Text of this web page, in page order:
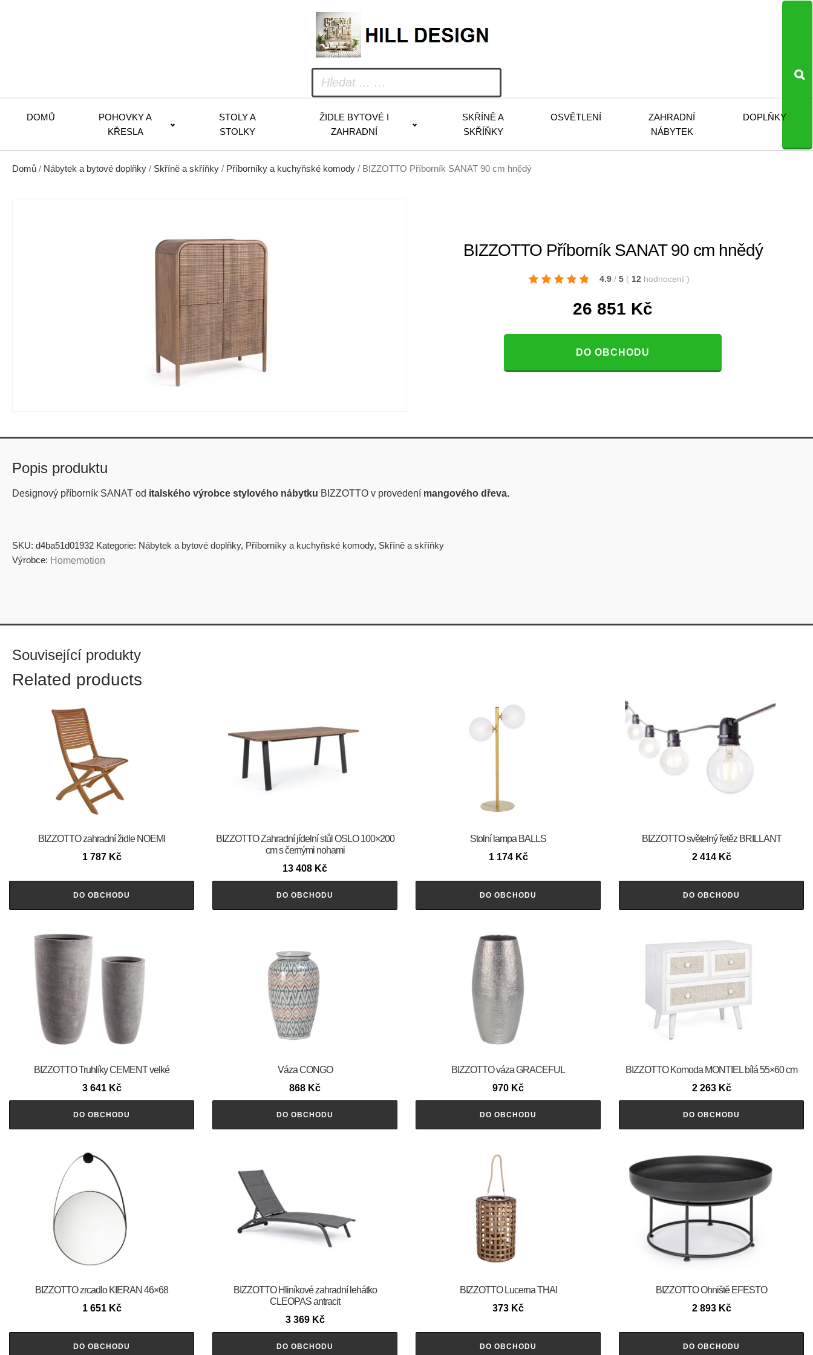
DOMŮ
POHOVKY A
KŘESLA
STOLY A
STOLKY
ŽIDLE BYTOVÉ I
ZAHRADNÍ
SKŘÍNĚ A
SKŘÍŇKY
OSVĚTLENÍ
ZAHRADNÍ
NÁBYTEK
DOPLŇKY
Domů / Nábytek a bytové doplňky / Skříně a skříňky / Příborníky a kuchyňské komody / BIZZOTTO Příborník SANAT 90 cm hnědý
BIZZOTTO Příborník SANAT 90 cm hnědý
4.9 / 5 ( 12 hodnocení )
26 851 Kč
DO OBCHODU
Popis produktu
Designový příborník SANAT od italského výrobce stylového nábytku BIZZOTTO v provedení mangového dřeva.
SKU: d4ba51d01932 Kategorie: Nábytek a bytové doplňky, Příborníky a kuchyňské komody, Skříně a skříňky
Výrobce: Homemotion
Související produkty
Related products
BIZZOTTO zahradní židle NOEMI
1 787 Kč
DO OBCHODU
BIZZOTTO Zahradní jídelní stůl OSLO 100×200
cm s černými nohami
13 408 Kč
DO OBCHODU
Stolní lampa BALLS
1 174 Kč
DO OBCHODU
BIZZOTTO světelný řetěz BRILLANT
2 414 Kč
DO OBCHODU
BIZZOTTO Truhlíky CEMENT velké
3 641 Kč
DO OBCHODU
Váza CONGO
868 Kč
DO OBCHODU
BIZZOTTO váza GRACEFUL
970 Kč
DO OBCHODU
BIZZOTTO Komoda MONTIEL bílá 55×60 cm
2 263 Kč
DO OBCHODU
BIZZOTTO zrcadlo KIERAN 46×68
1 651 Kč
DO OBCHODU
BIZZOTTO Hliníkové zahradní lehátko
CLEOPAS antracit
3 369 Kč
DO OBCHODU
BIZZOTTO Lucerna THAI
373 Kč
DO OBCHODU
BIZZOTTO Ohniště EFESTO
2 893 Kč
DO OBCHODU